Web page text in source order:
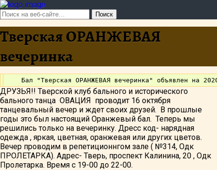
Тверская ОРАНЖЕВАЯ
вечеринка
ДРУЗЬЯ!! Тверской клуб бального и исторического
бального танца ОВАЦИЯ проводит 16 октября
танцевальный вечер и ждет своих друзей. В прошлые
годы это был настоящий Оранжевый бал. Теперь мы
решились только на вечеринку. Дресс код- нарядная
одежда , яркая, цветная, оранжевая или других цветов.
Вечер проводим в репетиционнгом зале ( №314, Одк
ПРОЛЕТАРКА). Адрес- Тверь, проспект Калинина, 20 , Одк
Пролетарка. Время с 19-00 до 22-00.